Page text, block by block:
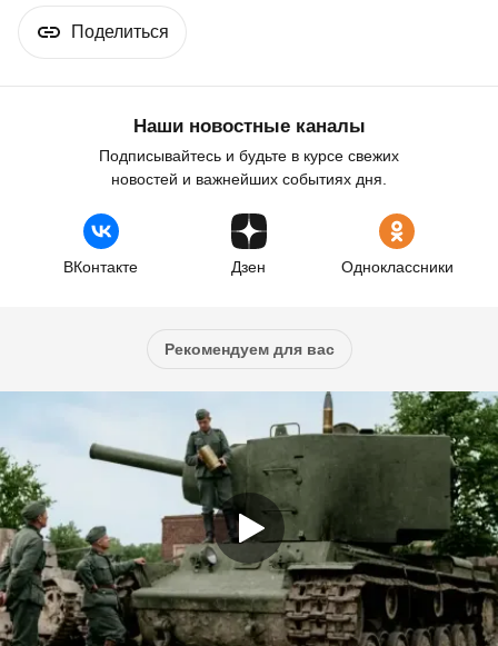
Поделиться
Наши новостные каналы
Подписывайтесь и будьте в курсе свежих
новостей и важнейших событиях дня.
ВКонтакте Дзен Одноклассники
Рекомендуем для вас